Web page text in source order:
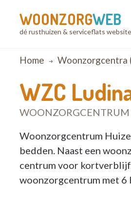
WOONZORGWEB
dé rusthuizen & serviceflats website
Breadcrumb
Home Woonzorgcentra
WZC
Woonzorgcentrum
bedden. Naast een
centrum voor
woonzorgcentrum met 6